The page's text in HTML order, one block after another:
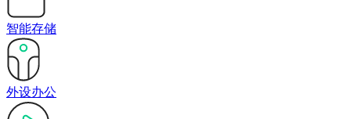
智能存储
外设办公